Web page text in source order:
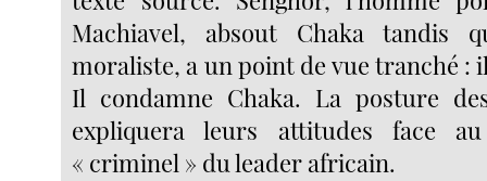
Machiavel, absout Chaka tandis
moraliste, a un point de vue tranché :
Il condamne Chaka. La posture
expliquera leurs attitudes face
« criminel » du leader africain.